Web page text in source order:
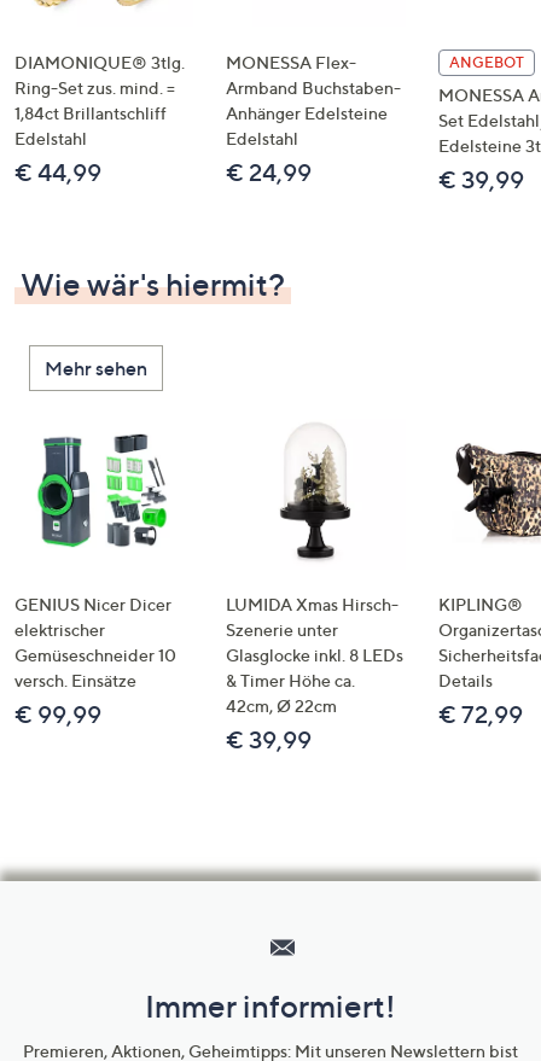
DIAMONIQUE® 3tlg.
Ring-Set zus. mind. =
1,84ct Brillantschliff
Edelstahl
€ 44,99
MONESSA Flex-
Armband Buchstaben-
Anhänger Edelsteine
Edelstahl
€ 24,99
ANGEBOT
MONESSA
Set
Edelsteine
€ 39,99
Wie wär's hiermit?
Mehr sehen
GENIUS Nicer Dicer
elektrischer
Gemüseschneider 10
versch. Einsätze
€ 99,99
LUMIDA Xmas Hirsch-
Szenerie unter
Glasglocke inkl. 8 LEDs
& Timer Höhe ca.
42cm, Ø 22cm
€ 39,99
KIPLING®
Details
€ 72,99
Unternehmensinformationen
Immer informiert!
Premieren, Aktionen, Geheimtipps: Mit unseren Newslettern bist